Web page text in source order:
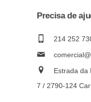
Precisa de
214 252
Estrada da
7 / 2790-124